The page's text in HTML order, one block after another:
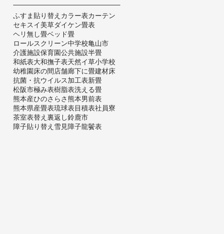
ふすま貼り替え カラー表カーテン
セキスイ美草ダイケン畳表
ヘリ無し畳ベッド畳
ロールスクリーン中学校亀山市
介護施設保育園公共施設半畳
和紙表大和撫子表天然イ草小学校
幼稚園床の間店舗廊下に畳建材床
抗菌・抗ウイルス加工表新畳
松阪市極み表樹脂表洗える畳
熊本産ひのさらさ熊本男前表
熊本県産畳表琉球表目積表社員寮
茶室表替え 裏返し鈴鹿市
障子貼り替え 雪見障子龍鬢表